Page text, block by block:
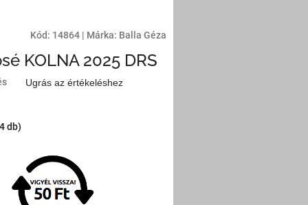
Kód: 14864 | Márka: Balla Géza
KOLNA 2025 DRS
Ugrás az értékeléshez
db)